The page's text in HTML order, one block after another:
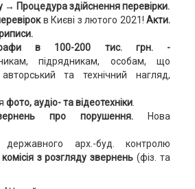
→ Процедура здійснення перевірки.
в Києві з лютого 2021!Акти.
в 100-200 тис. грн. -
підрядникам, особам, що
та технічний нагляд,
фото, аудіо- та відеотехніки.
про порушення.
Нова
державного арх.-буд. контролю
комісія з розгляду звернень(фіз. та